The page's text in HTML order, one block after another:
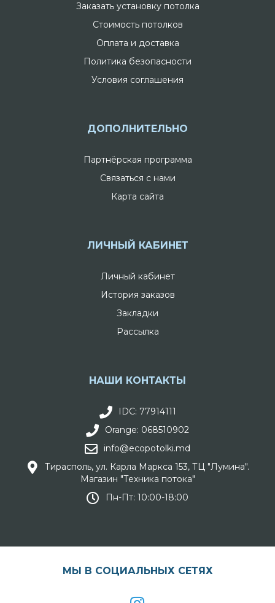
Заказать установку потолка
Стоимость потолков
Оплата и доставка
Политика безопасности
Условия соглашения
ДОПОЛНИТЕЛЬНО
Партнёрская программа
Связаться с нами
Карта сайта
ЛИЧНЫЙ КАБИНЕТ
Личный кабинет
История заказов
Закладки
Рассылка
НАШИ КОНТАКТЫ
IDC: 77914111
Orange: 068510902
info@ecopotolki.md
Тирасполь, ул. Карла Маркса 153, ТЦ "Лумина".
Магазин "Техника потока"
Пн-Пт: 10:00-18:00
МЫ В СОЦИАЛЬНЫХ СЕТЯХ